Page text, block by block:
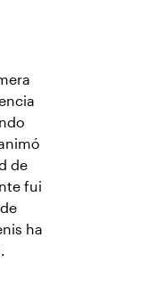
de
fui
ha